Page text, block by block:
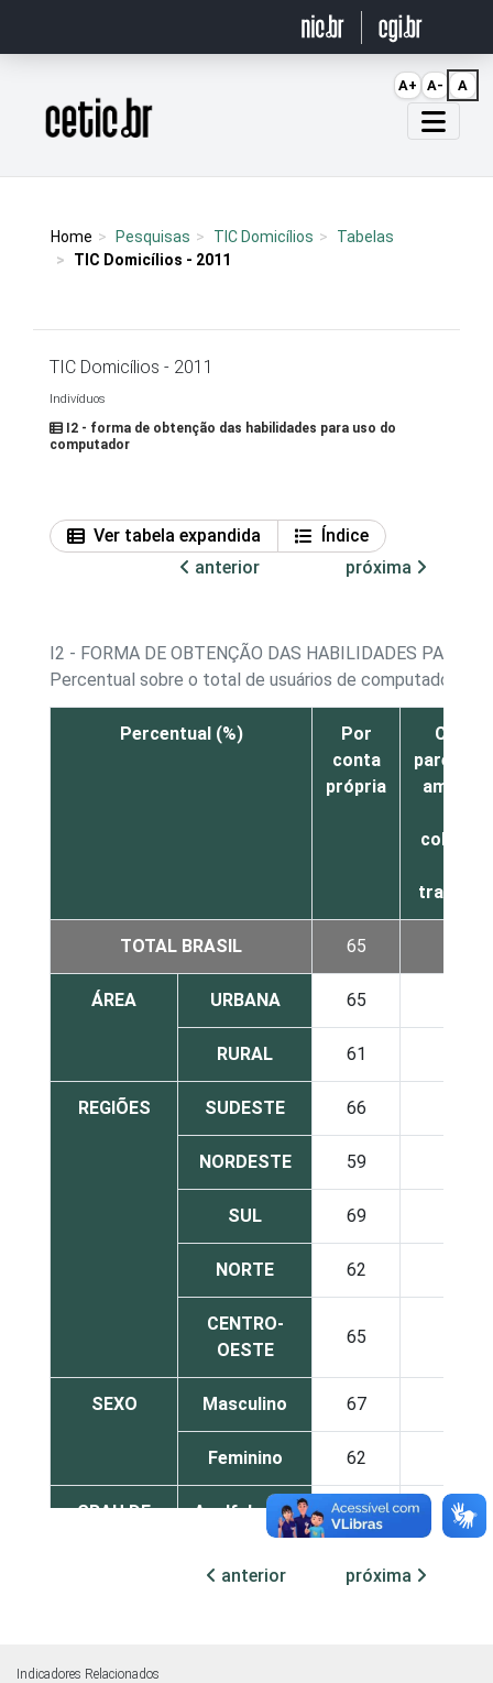
Página inicial
Home Pesquisas TIC Domicílios
Tabelas
TIC Domicílios - 2011
TIC Domicílios - 2011
Indivíduos
I2 - forma de obtenção das habilidades para uso do
computador
Ver tabela expandida
Índice
anterior
próxima
I2 - FORMA DE OBTENÇÃO DAS HABILIDADES PARA
Percentual sobre o total de usuários de computador
Percentual (%)
Por
conta
própria
Com
parentes,
amigos
colegas
trabalho
TOTAL BRASIL 65
ÁREA URBANA 65
RURAL 61
REGIÕES SUDESTE 66
NORDESTE 59
SUL 69
NORTE 62
CENTRO-
OESTE
65
SEXO Masculino 67
Feminino 62
GRAU DE
Analfabeto /
Educação
infantil
68 55
anterior próxima
Indicadores Relacionados
A+ A- A